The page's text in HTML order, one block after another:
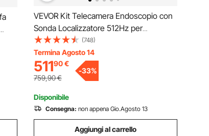
VEVOR Kit Telecamera Endoscopio con
Sonda Localizzatore 512Hz per
Ispezione di Fognatura Schermo LCD
Colorata 9 Pollici Cavo 50m, Telecamera
Ispezione Sonda Portatile per Tubi
Angolazione Visiva 130°
(748)
Termina Agosto 14
51190€
759,90€
-33%
Disponibile
Consegna: non appena Gio.Agosto 13
Aggiungi al carrello